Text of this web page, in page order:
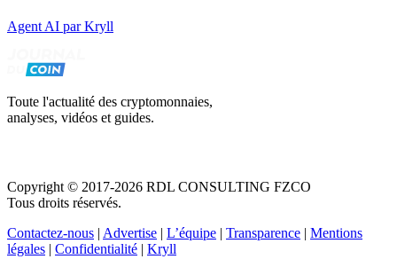
Agent AI par Kryll
Toute l'actualité des cryptomonnaies,
analyses, vidéos et guides.
Copyright © 2017-2026 RDL CONSULTING FZCO
Tous droits réservés.
Contactez-nous | Advertise | L’équipe | Transparence | Mentions
légales | Confidentialité | Kryll